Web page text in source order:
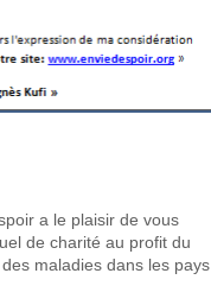
a le plaisir de vous
de charité au profit du
maladies dans les pays